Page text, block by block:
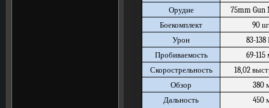
Орудие
75mm Gun
Боекомплект
90
Урон
83-
Пробиваемость
69-115
Скорострельность
18,02
Обзор
380
Дальность
450